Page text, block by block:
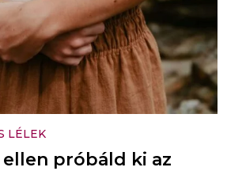
LÉLEK
próbáld ki az